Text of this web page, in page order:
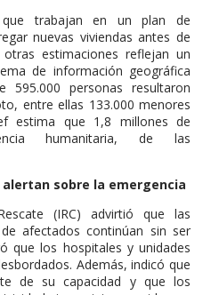
que trabajan en un plan de
nuevas viviendas antes de
estimaciones reflejan un
de información geográfica
595.000 personas resultaron
entre ellas 133.000 menores
estima que 1,8 millones de
humanitaria, de las
sobre la emergencia
(IRC) advirtió que las
afectados continúan sin ser
que los hospitales y unidades
Además, indicó que
de su capacidad y que los